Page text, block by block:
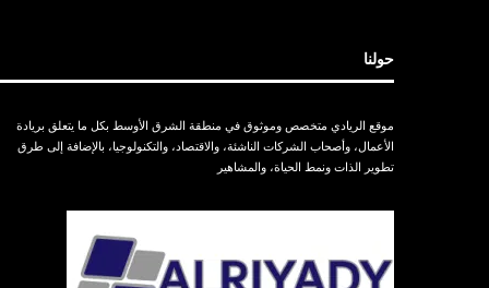
حولنا
موقع الريادي متخصص وموثوق في منطقة الشرق الأوسط بكل ما يتعلق بريادة
الأعمال، وأصحاب الشركات الناشئة، والاقتصاد، والتكنولوجيا، بالإضافة إلى طرق
تطوير الذات ونمط الحياة، والمشاهير